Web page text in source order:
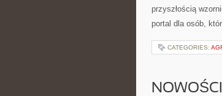
przyszłością
portal dla osób,
CATEGORIES: